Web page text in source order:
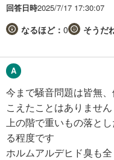
回答日時2025/7/17 17:30:07
なるほど： 0 そうだ
今まで騒音問題は皆無
こえたことはありません
上の階で重いもの落と
る程度です
ホルムアルデヒド臭も